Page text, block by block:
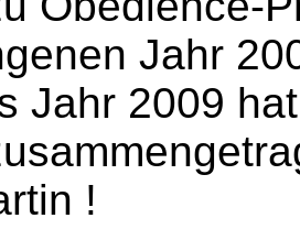
Jahr
Jahr 2009
!